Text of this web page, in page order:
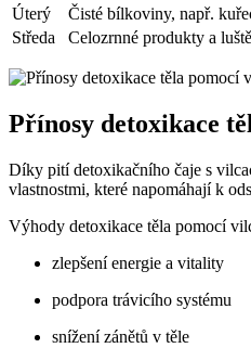
Úterý
Čisté bílkoviny, např.
Středa
Celozrnné produkty a
Přínosy detoxikace
Díky pití detoxikačního čaje s
vlastnostmi, které napomáhají k
Výhody detoxikace těla pomocí
zlepšení energie a vitality
podpora trávicího systému
snížení zánětů v těle